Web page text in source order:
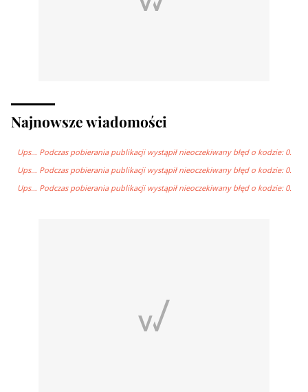
Najnowsze wiadomości
Ups… Podczas pobierania publikacji wystąpił nieoczekiwany błęd o kodzie: 0.
Ups… Podczas pobierania publikacji wystąpił nieoczekiwany błęd o kodzie: 0.
Ups… Podczas pobierania publikacji wystąpił nieoczekiwany błęd o kodzie: 0.